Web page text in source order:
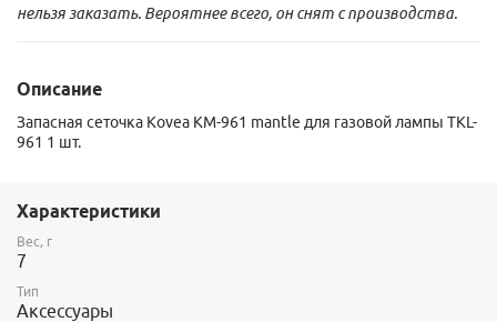
нельзя заказать. Вероятнее всего, он снят с производства.
Описание
Запасная сеточка Kovea KM-961 mantle для газовой лампы TKL-
961 1 шт.
Характеристики
Вес, г
7
Тип
Аксессуары